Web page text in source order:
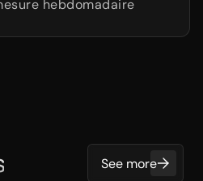
hebdomadaire
See more